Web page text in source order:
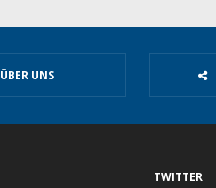
ÜBER UNS
TWITTER